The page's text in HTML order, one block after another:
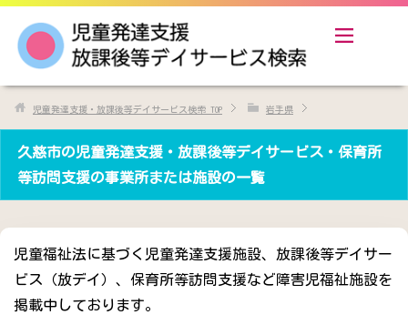
児童発達支援・放課後等デイサービス検索 TOP 岩手県
久慈市の児童発達支援・放課後等デイサービス・保育所
等訪問支援の事業所または施設の一覧
児童福祉法に基づく児童発達支援施設、放課後等デイサー
ビス（放デイ）、保育所等訪問支援など障害児福祉施設を
掲載中しております。